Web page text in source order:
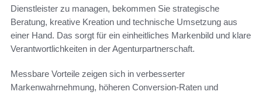
Dienstleister zu managen, bekommen Sie strategische
Beratung, kreative Kreation und technische Umsetzung aus
einer Hand. Das sorgt für ein einheitliches Markenbild und klare
Verantwortlichkeiten in der Agenturpartnerschaft.
Messbare Vorteile zeigen sich in verbesserter
Markenwahrnehmung, höheren Conversion-Raten und